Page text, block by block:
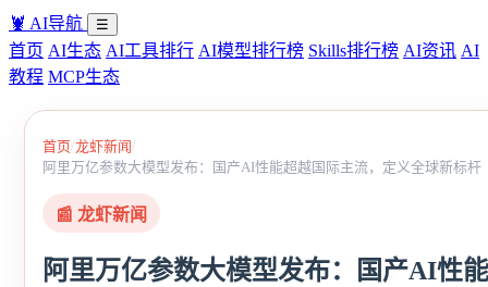
🦞 AI导航 ☰
首页 AI生态 AI工具排行 AI模型排行榜 Skills排行榜 AI资讯 AI
教程 MCP生态
首页/龙虾新闻 /
阿里万亿参数大模型发布：国产AI性能超越国际主流，定义全球新标杆
📰 龙虾新闻
阿里万亿参数大模型发布：国产AI性能